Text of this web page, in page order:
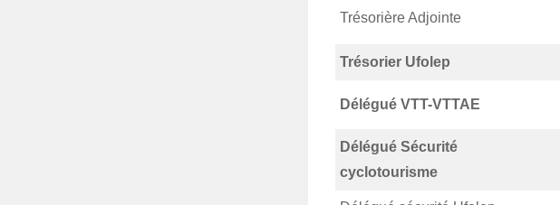
Trésorière Adjointe
Trésorier Ufolep
Délégué VTT-VTTAE
Délégué Sécurité
cyclotourisme